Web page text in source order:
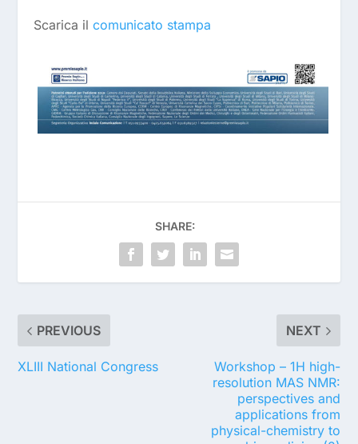
Scarica ilcomunicato stampa
SHARE:
PREVIOUS
XLIII National Congress
NEXT
Workshop – 1H high-
resolution MAS NMR:
perspectives and
applications from
physical-chemistry to